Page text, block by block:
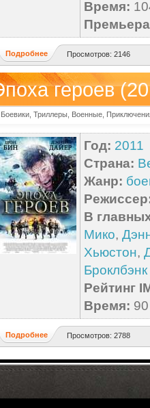
Время:
Подробнее Просмотров: 2146
героев
Боевики, Триллеры, Военные,
Год: 2011
Страна:
Жанр:
В
Мико,
Хьюстон,
Броклбэнк
Рейтинг
Время:
Подробнее Просмотров: 2788